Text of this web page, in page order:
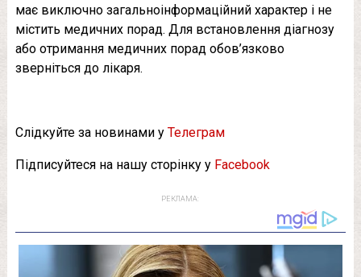
має виключно загальноінформаційний характер і не
містить медичних порад. Для встановлення діагнозу
або отримання медичних порад обов’язково
зверніться до лікаря.
Слідкуйте за новинами у Телеграм
Підписуйтеся на нашу сторінку у Facebook
РЕКЛАМА: